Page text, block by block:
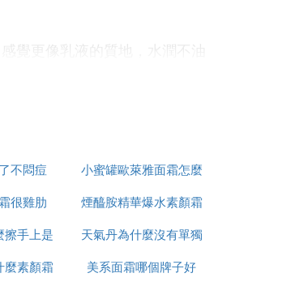
覺更像乳液的質地，水潤不油
復原能力。那麼，泰國蝸牛霜
的傷害，促進纖維母細胞合成新
不悶痘
小蜜罐歐萊雅面霜怎麼
用
很雞肋
煙醯胺精華爆水素顏霜
怎麼用
擦手上是
天氣丹為什麼沒有單獨
面霜
麼素顏霜
美系面霜哪個牌子好